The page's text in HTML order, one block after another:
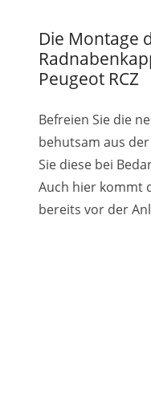
Die Montage
Peugeot RCZ
Befreien Sie die
behutsam aus
Sie diese bei
Auch hier kommt
bereits vor der